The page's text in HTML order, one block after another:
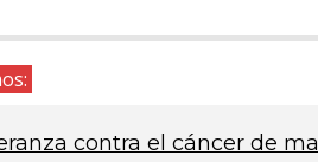
contra el cáncer de